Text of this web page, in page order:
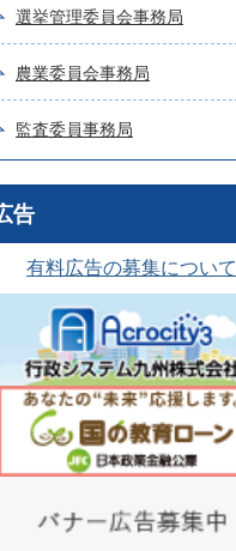
選挙管理委員会事務局
農業委員会事務局
監査委員事務局
告
有料広告の募集について